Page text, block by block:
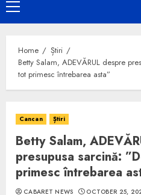
Primary
Menu
Home
Știri
Betty Salam, ADEVĂRUL despre
tot primesc întrebarea asta”
Cancan Știri
Betty Salam,
presupusa sarcină:
primesc întrebarea
CABARET NEWS OCTOBER 25,